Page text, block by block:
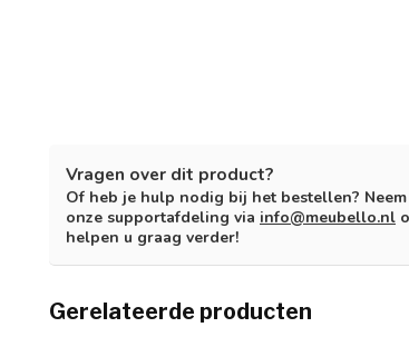
Vragen over dit product?
Of heb je hulp nodig bij het bestellen?
onze supportafdeling via info@meubello.nl
helpen u graag verder!
Gerelateerde producten